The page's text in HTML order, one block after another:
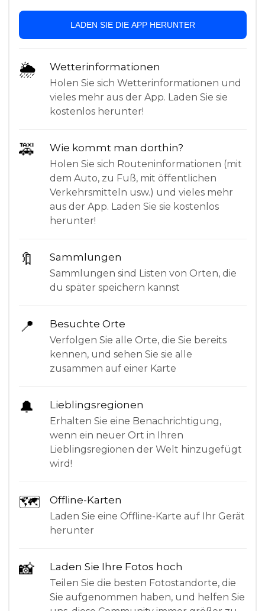
LADEN SIE DIE APP HERUNTER
🌦 Wetterinformationen
Holen Sie sich Wetterinformationen und
vieles mehr aus der App. Laden Sie sie
kostenlos herunter!
🚕 Wie kommt man dorthin?
Holen Sie sich Routeninformationen (mit
dem Auto, zu Fuß, mit öffentlichen
Verkehrsmitteln usw.) und vieles mehr
aus der App. Laden Sie sie kostenlos
herunter!
🔖 Sammlungen
Sammlungen sind Listen von Orten, die
du später speichern kannst
📍 Besuchte Orte
Verfolgen Sie alle Orte, die Sie bereits
kennen, und sehen Sie sie alle
zusammen auf einer Karte
🔔 Lieblingsregionen
Erhalten Sie eine Benachrichtigung,
wenn ein neuer Ort in Ihren
Lieblingsregionen der Welt hinzugefügt
wird!
🗺 Offline-Karten
Laden Sie eine Offline-Karte auf Ihr Gerät
herunter
📸 Laden Sie Ihre Fotos hoch
Teilen Sie die besten Fotostandorte, die
Sie aufgenommen haben, und helfen Sie